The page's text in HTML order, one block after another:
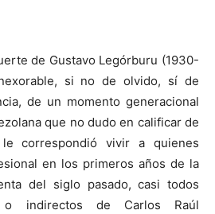
de Gustavo Legórburu (1930-
si no de olvido, sí de
de un momento generacional
que no dudo en calificar de
correspondió vivir a quienes
en los primeros años de la
del siglo pasado, casi todos
o indirectos de Carlos Raúl